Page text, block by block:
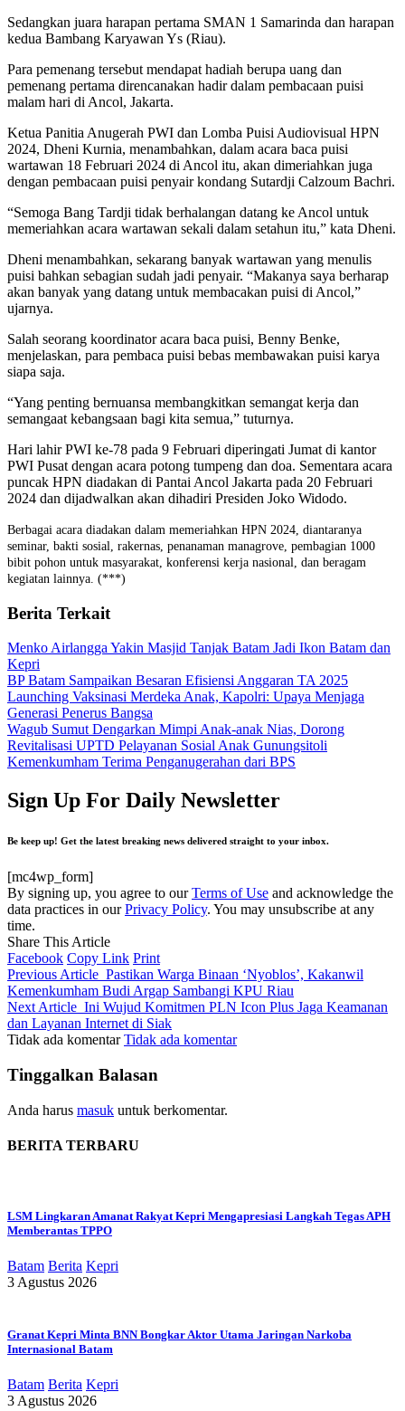
Sedangkan juara harapan pertama SMAN 1 Samarinda dan harapan
kedua Bambang Karyawan Ys (Riau).
Para pemenang tersebut mendapat hadiah berupa uang dan
pemenang pertama direncanakan hadir dalam pembacaan puisi
malam hari di Ancol, Jakarta.
Ketua Panitia Anugerah PWI dan Lomba Puisi Audiovisual HPN
2024, Dheni Kurnia, menambahkan, dalam acara baca puisi
wartawan 18 Februari 2024 di Ancol itu, akan dimeriahkan juga
dengan pembacaan puisi penyair kondang Sutardji Calzoum Bachri.
“Semoga Bang Tardji tidak berhalangan datang ke Ancol untuk
memeriahkan acara wartawan sekali dalam setahun itu,” kata Dheni.
Dheni menambahkan, sekarang banyak wartawan yang menulis
puisi bahkan sebagian sudah jadi penyair. “Makanya saya berharap
akan banyak yang datang untuk membacakan puisi di Ancol,”
ujarnya.
Salah seorang koordinator acara baca puisi, Benny Benke,
menjelaskan, para pembaca puisi bebas membawakan puisi karya
siapa saja.
“Yang penting bernuansa membangkitkan semangat kerja dan
semangaat kebangsaan bagi kita semua,” tuturnya.
Hari lahir PWI ke-78 pada 9 Februari diperingati Jumat di kantor
PWI Pusat dengan acara potong tumpeng dan doa. Sementara acara
puncak HPN diadakan di Pantai Ancol Jakarta pada 20 Februari
2024 dan dijadwalkan akan dihadiri Presiden Joko Widodo.
Berbagai acara diadakan dalam memeriahkan HPN 2024, diantaranya
seminar, bakti sosial, rakernas, penanaman managrove, pembagian 1000
bibit pohon untuk masyarakat, konferensi kerja nasional, dan beragam
kegiatan lainnya. (***)
Berita Terkait
Menko Airlangga Yakin Masjid Tanjak Batam Jadi Ikon Batam dan
Kepri
BP Batam Sampaikan Besaran Efisiensi Anggaran TA 2025
Launching Vaksinasi Merdeka Anak, Kapolri: Upaya Menjaga
Generasi Penerus Bangsa
Wagub Sumut Dengarkan Mimpi Anak-anak Nias, Dorong
Revitalisasi UPTD Pelayanan Sosial Anak Gunungsitoli
Kemenkumham Terima Penganugerahan dari BPS
Sign Up For Daily Newsletter
Be keep up! Get the latest breaking news delivered straight to your inbox.
[mc4wp_form]
By signing up, you agree to ourTerms of Use and acknowledge the
data practices in ourPrivacy Policy. You may unsubscribe at any
time.
Share This Article
Facebook Copy Link Print
Previous Article Pastikan Warga Binaan ‘Nyoblos’, Kakanwil
Kemenkumham Budi Argap Sambangi KPU Riau
Next Article Ini Wujud Komitmen PLN Icon Plus Jaga Keamanan
dan Layanan Internet di Siak
Tidak ada komentar Tidak ada komentar
Tinggalkan Balasan
Anda harus masuk untuk berkomentar.
BERITA TERBARU
LSM Lingkaran Amanat Rakyat Kepri Mengapresiasi Langkah Tegas APH
Memberantas TPPO
Batam Berita Kepri
3 Agustus 2026
Granat Kepri Minta BNN Bongkar Aktor Utama Jaringan Narkoba
Internasional Batam
Batam Berita Kepri
3 Agustus 2026